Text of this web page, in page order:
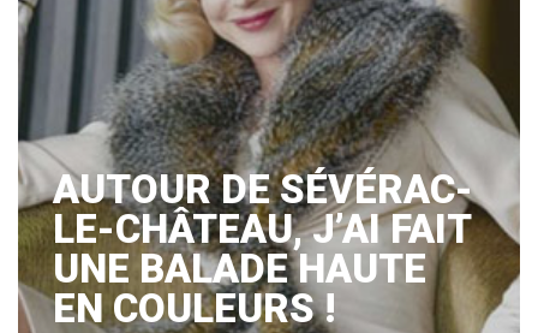
AUTOUR DE SÉVÉRAC-
LE-CHÂTEAU, J’AI FAIT
UNE BALADE HAUTE
EN COULEURS !